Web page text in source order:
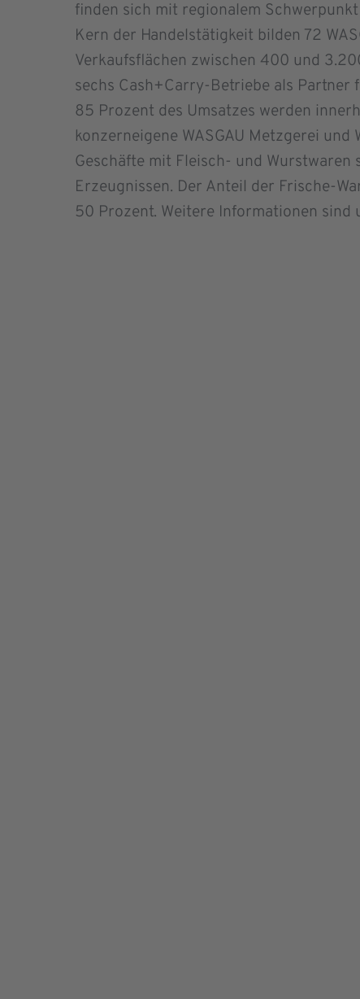
finden sich mit regionalem
Kern der Handelstätigkeit bilden 72
Verkaufsflächen zwischen 400 und
sechs Cash+Carry-Betriebe als
85 Prozent des Umsatzes werden
konzerneigene WASGAU Metzgerei
Geschäfte mit Fleisch- und
Erzeugnissen. Der Anteil der Frische-
50 Prozent. Weitere Informationen sind